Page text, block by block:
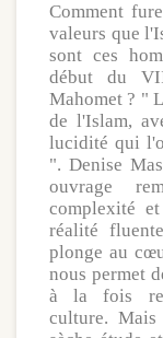
Comment
valeurs que
sont ces
début du
Mahomet ? "
de l'Islam,
lucidité qui
". Denise
ouvrage
complexité
réalité
plonge au
nous permet
à la fois
culture.